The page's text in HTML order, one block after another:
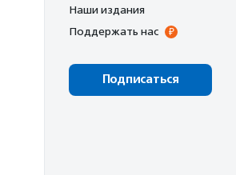
Наши издания
Поддержать нас
Подписаться